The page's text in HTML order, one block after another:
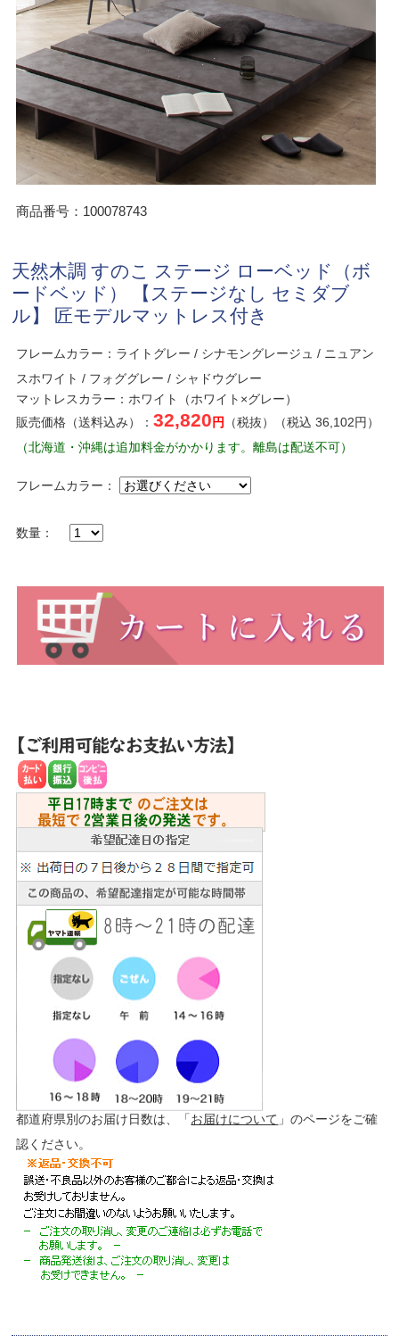
商品番号：100078743
天然木調 すのこ ステージ ローベッド（ボ
ードベッド） 【ステージなし セミダブ
ル】 匠モデルマットレス付き
フレームカラー：ライトグレー / シナモングレージュ / ニュアン
スホワイト / フォググレー / シャドウグレー
マットレスカラー：ホワイト（ホワイト×グレー）
販売価格（送料込み）：32,820 円
（税抜）（税込 36,102円）
（北海道・沖縄は追加料金がかかります。離島は配送不可）
フレームカラー：
数量：
都道府県別のお届け日数は、「お届けについて 」のページをご確
認ください。